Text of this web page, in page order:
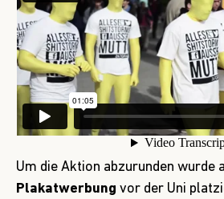
Um die Aktion abzurunden wurde
Plakatwerbung vor der Uni